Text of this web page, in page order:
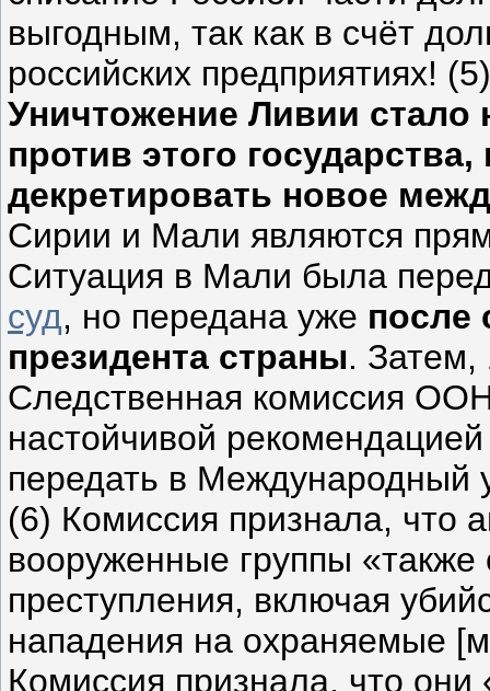
выгодным, так как в счёт
российских предприятиях! (5)
Уничтожение Ливии стало
против этого
декретировать новое
Сирии и Мали являются
Ситуация в Мали была
суд, но передана уже после
президента страны. Затем,
Следственная комиссия
настойчивой
передать в Международный
(6) Комиссия признала, что
вооруженные группы
преступления, включая
нападения на охраняемые
Комиссия признала, что они